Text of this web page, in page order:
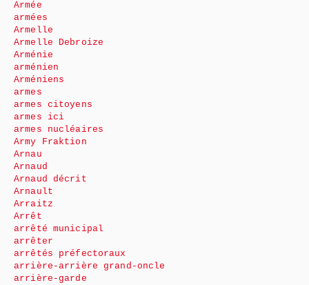
Armée
armées
Armelle
Armelle Debroize
Arménie
arménien
Arméniens
armes
armes citoyens
armes ici
armes nucléaires
Army Fraktion
Arnau
Arnaud
Arnaud décrit
Arnault
Arraitz
Arrêt
arrêté municipal
arrêter
arrêtés préfectoraux
arrière-arrière grand-oncle
arrière-garde